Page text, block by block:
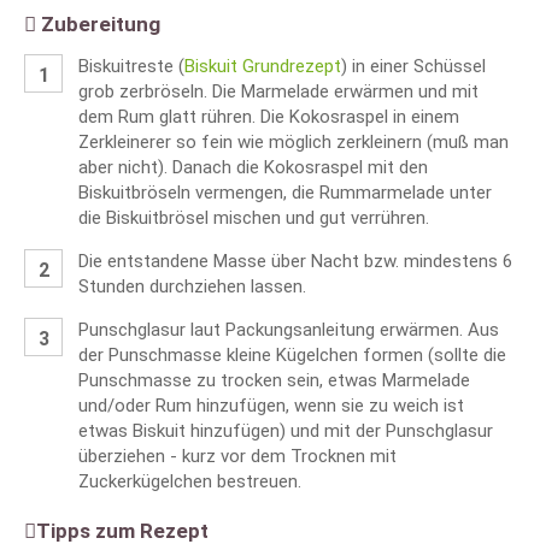
Zubereitung
Biskuitreste (Biskuit Grundrezept) in einer Schüssel
grob zerbröseln. Die Marmelade erwärmen und mit
dem Rum glatt rühren. Die Kokosraspel in einem
Zerkleinerer so fein wie möglich zerkleinern (muß man
aber nicht). Danach die Kokosraspel mit den
Biskuitbröseln vermengen, die Rummarmelade unter
die Biskuitbrösel mischen und gut verrühren.
Die entstandene Masse über Nacht bzw. mindestens 6
Stunden durchziehen lassen.
Punschglasur laut Packungsanleitung erwärmen. Aus
der Punschmasse kleine Kügelchen formen (sollte die
Punschmasse zu trocken sein, etwas Marmelade
und/oder Rum hinzufügen, wenn sie zu weich ist
etwas Biskuit hinzufügen) und mit der Punschglasur
überziehen - kurz vor dem Trocknen mit
Zuckerkügelchen bestreuen.
Tipps zum Rezept